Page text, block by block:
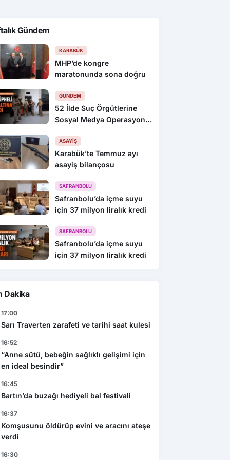
Gündem
KARABÜK
MHP’de kongre
maratonunda sona doğru
GÜNDEM
52 İlde Suç Örgütlerine
Sosyal Medya Operasyonu:
ASAYIŞ
Karabük’te Temmuz ayı
asayiş bilançosu
SAFRANBOLU
Safranbolu’da içme suyu
için 37 milyon liralık kredi
SAFRANBOLU
Safranbolu’da içme suyu
için 37 milyon liralık kredi
Dakika
17:00
Sarı Traverten zarafeti ve tarihi saat kulesi
16:52
“Anne sütü, bebeğin sağlıklı gelişimi için
en ideal besindir”
16:45
Bartın’da buzağı hediyeli bal festivali
16:37
Komşusunu öldürüp evini ve aracını ateşe
verdi
16:30